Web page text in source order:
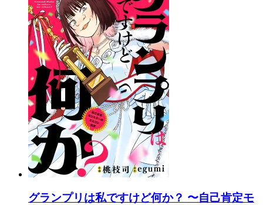
グランプリは私ですけど何か？ 〜自己肯定モ